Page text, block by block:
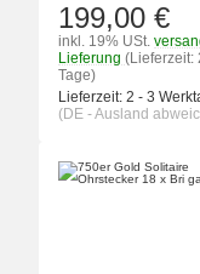
199,00 €
inkl. 19% USt.
Lieferung (Lieferzeit:
Tage)
Lieferzeit: 2 - 3
(DE - Ausland